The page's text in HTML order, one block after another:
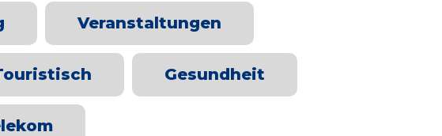
Veranstaltungen
Gesundheit